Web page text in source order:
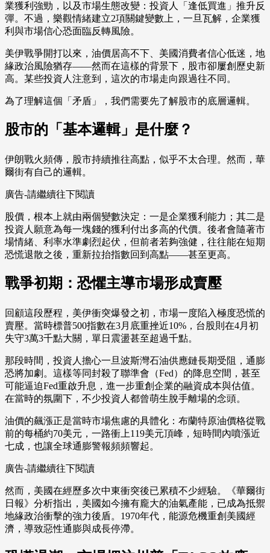
業獲利強勁，以及市場生態改變：投資人「逢低買進」推升反
彈。不過，樂觀情緒建立2項關鍵變數上，一旦瓦解，企業獲
利與市場信心恐面臨反轉風險。
美伊戰爭開打以來，油價居高不下、美國消費者信心低迷，地
緣政治風險猶存——然而在這樣的背景下，股市卻屢創歷史新
高。某些投資人注意到，這次的市場走向跟過往不同。
為了理解這個「矛盾」，我們需要先了解股市的底層邏輯。
股市的「基本邏輯」是什麼？
伊朗戰火頻傳，股市持續推往高點，似乎不太合理。然而，華
爾街有自己的邏輯。
廣告-請繼續往下閱讀
股價，根本上就由兩個變數決定：一是企業獲利能力；其二是
投資人願意為每一塊錢的獲利付出多高的代價。後者會隨著市
場情緒、利率水準劇烈起伏，但前者若夠強健，往往能在短期
恐慌退散之後，重新拉抬指數回到高點——甚至更高。
戰爭初期：恐懼主導市場形成賣壓
回顧這段歷程，美伊衝突爆發之初，市場一度陷入極度恐慌的
賣壓。當時標普500指數在3月底重挫近10%，台股則在4月初
失守3萬3千點大關，單日震盪甚至超過千點。
那段時間，投資人擔心一旦波斯灣石油供應鏈長期受阻，通膨
恐將加劇。這樣等同封殺了聯準會（Fed）的降息空間，甚至
可能逼迫Fed重啟升息，進一步重創企業的融資成本與估值。
在當時的氛圍下，不少投資人都曾萌生脫手離場的念頭。
油價的飆漲正是當時市場焦慮的具體化：布蘭特原油價格從戰
前的每桶約70美元，一路衝上119美元頂峰，短時間內噴漲近
七成，也讓全球通膨警報頻頻響起。
廣告-請繼續往下閱讀
然而，美國在經歷多次中東衝突後已累積不少經驗。《華爾街
日報》分析指出，美國如今擁有龐大的油氣產能，已成為抵禦
地緣政治衝擊的強力後盾。1970年代，能源危機重創美國經
濟，導致惡性通膨與成長停滯。